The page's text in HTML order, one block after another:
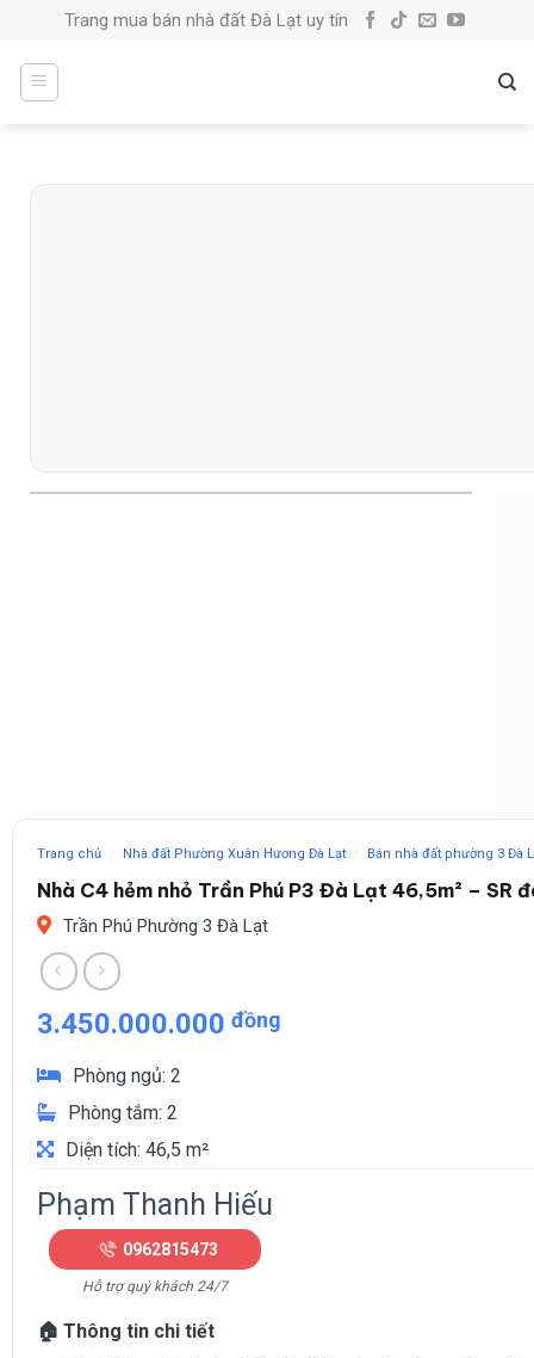
content
Trang mua bán nhà đất Đà Lạt uy tín
Trang chủ / Nhà đất Phường Xuân Hương Đà Lạt / Bán nhà đất phường 3 Đà
Nhà C4 hẻm nhỏ Trần Phú P3 Đà Lạt 46,5m² – SR
Trần Phú Phường 3 Đà Lạt
3.450.000.000 đồng
Phòng ngủ: 2
Phòng tắm: 2
Diện tích: 46,5 m²
Phạm Thanh Hiếu
0962815473
Hỗ trợ quý khách 24/7
🏠Thông tin chi tiết